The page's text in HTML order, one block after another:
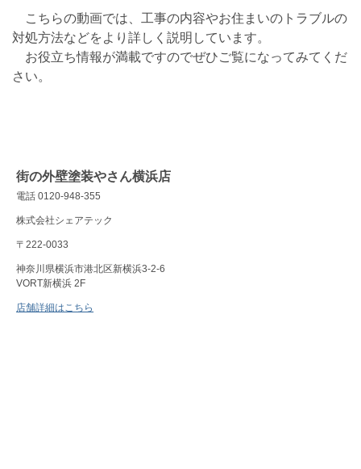
こちらの動画では、工事の内容やお住まいのトラブルの
対処方法などをより詳しく説明しています。
お役立ち情報が満載ですのでぜひご覧になってみてくだ
さい。
街の外壁塗装やさん横浜店
電話 0120-948-355
株式会社シェアテック
〒222-0033
神奈川県横浜市港北区新横浜3-2-6
VORT新横浜 2F
店舗詳細はこちら